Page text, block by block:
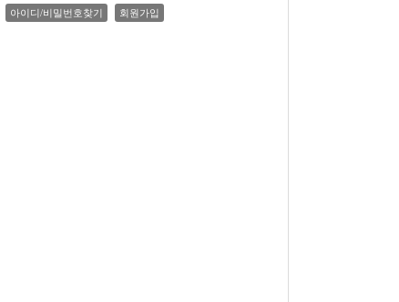
아이디/비밀번호찾기 회원가입